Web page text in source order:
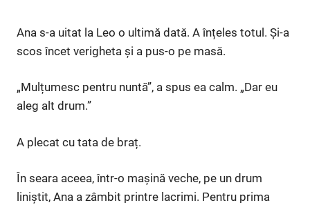
Ana s-a uitat la Leo o ultimă dată. A înțeles totul. Și-a
scos încet verigheta și a pus-o pe masă.
„Mulțumesc pentru nuntă”, a spus ea calm. „Dar eu
aleg alt drum.”
A plecat cu tata de braț.
În seara aceea, într-o mașină veche, pe un drum
liniștit, Ana a zâmbit printre lacrimi. Pentru prima